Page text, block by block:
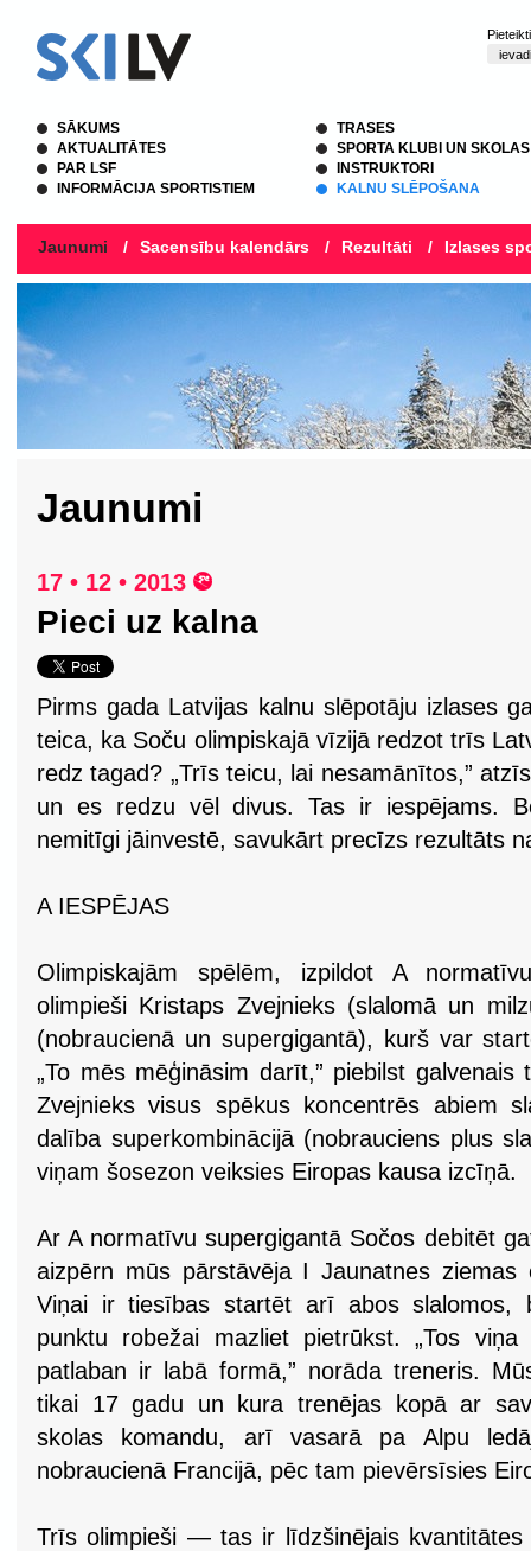
SĀKUMS
AKTUALITĀTES
PAR LSF
INFORMĀCIJA SPORTISTIEM
TRASES
SPORTA KLUBI UN SKOLAS
INSTRUKTORI
KALNU SLĒPOŠANA
Jaunumi / Sacensību kalendārs / Rezultāti / Izlases
Jaunumi
17 • 12 • 2013
Pieci uz kalna
Pirms gada Latvijas kalnu slēpotāju izlases
teica, ka Soču olimpiskajā vīzijā redzot trīs
redz tagad? „Trīs teicu, lai nesamānītos,”
un es redzu vēl divus. Tas ir iespējams.
nemitīgi jāinvestē, savukārt precīzs rezultāts
A IESPĒJAS
Olimpiskajām spēlēm, izpildot A
olimpieši Kristaps Zvejnieks (slalomā un
(nobraucienā un supergigantā), kurš var
„To mēs mēģināsim darīt,” piebilst
Zvejnieks visus spēkus koncentrēs abiem
dalība superkombinācijā (nobrauciens plus
viņam šosezon veiksies Eiropas kausa izcīņā.
Ar A normatīvu supergigantā Sočos debitēt
aizpērn mūs pārstāvēja I Jaunatnes ziemas
Viņai ir tiesības startēt arī abos slalomos,
punktu robežai mazliet pietrūkst. „Tos
patlaban ir labā formā,” norāda treneris.
tikai 17 gadu un kura trenējas kopā ar
skolas komandu, arī vasarā pa Alpu
nobraucienā Francijā, pēc tam pievērsīsies
Trīs olimpieši — tas ir līdzšinējais kvantitātes